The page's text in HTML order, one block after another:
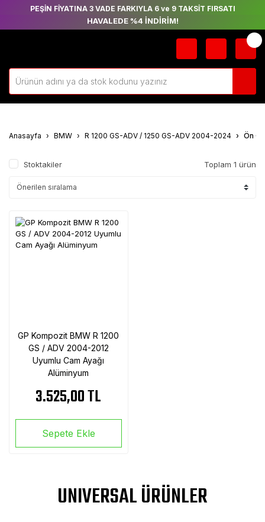
PEŞİN FİYATINA 3 VADE FARKIYLA 6 ve 9 TAKSİT FIRSATI
HAVALEDE %4 İNDİRİM!
Anasayfa BMW R 1200 GS-ADV / 1250 GS-ADV 2004-2024 Ön
Stoktakiler Toplam 1 ürün
GP Kompozit BMW R 1200
GS / ADV 2004-2012
Uyumlu Cam Ayağı
Alüminyum
3.525,00 TL
Sepete Ekle
UNIVERSAL ÜRÜNLER